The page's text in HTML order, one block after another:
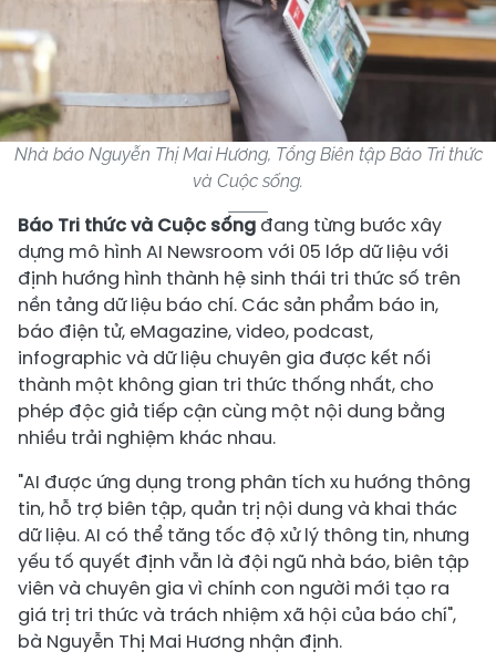
Nhà báo Nguyễn Thị Mai Hương, Tổng Biên tập Báo Tri thức
và Cuộc sống.
Báo Tri thức và Cuộc sống đang từng bước xây
dựng mô hình AI Newsroom với 05 lớp dữ liệu với
định hướng hình thành hệ sinh thái tri thức số trên
nền tảng dữ liệu báo chí. Các sản phẩm báo in,
báo điện tử, eMagazine, video, podcast,
infographic và dữ liệu chuyên gia được kết nối
thành một không gian tri thức thống nhất, cho
phép độc giả tiếp cận cùng một nội dung bằng
nhiều trải nghiệm khác nhau.
"AI được ứng dụng trong phân tích xu hướng thông
tin, hỗ trợ biên tập, quản trị nội dung và khai thác
dữ liệu. AI có thể tăng tốc độ xử lý thông tin, nhưng
yếu tố quyết định vẫn là đội ngũ nhà báo, biên tập
viên và chuyên gia vì chính con người mới tạo ra
giá trị tri thức và trách nhiệm xã hội của báo chí",
bà Nguyễn Thị Mai Hương nhận định.